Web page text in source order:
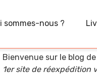
sommes-nous ?
Bienvenue sur le blog de
1er site de réexpédition